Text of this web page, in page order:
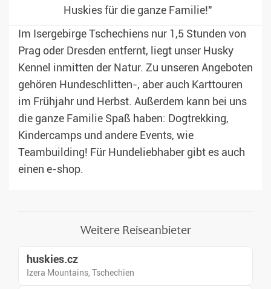
Huskies für die ganze Familie!"
Im Isergebirge Tschechiens nur 1,5 Stunden von
Prag oder Dresden entfernt, liegt unser Husky
Kennel inmitten der Natur. Zu unseren Angeboten
gehören Hundeschlitten-, aber auch Karttouren
im Frühjahr und Herbst. Außerdem kann bei uns
die ganze Familie Spaß haben: Dogtrekking,
Kindercamps und andere Events, wie
Teambuilding! Für Hundeliebhaber gibt es auch
einen e-shop.
Weitere Reiseanbieter
huskies.cz
Izera Mountains, Tschechien